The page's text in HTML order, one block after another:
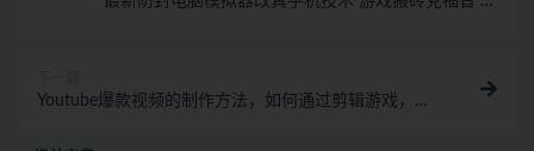
Youtube爆款视频的制作方法，如何通过剪辑游戏，月